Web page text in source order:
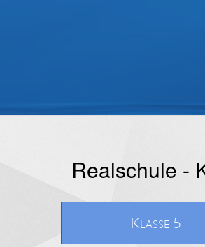
Realschule -
Klasse 5